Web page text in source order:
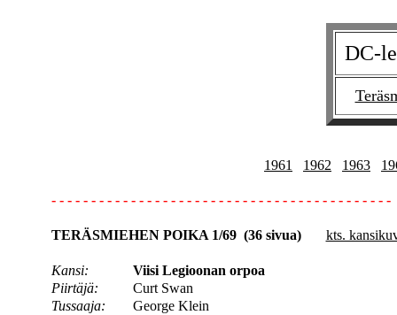
DC-
1961 1962 1963
- - - - - - - - - - - - - - - - - - - - - - - - - - - - - - - - - - - - - - - - - - -
TERÄSMIEHEN POIKA 1/69 (36 sivua) kts.
Kansi:
Viisi Legioonan orpoa
Piirtäjä:
Curt Swan
Tussaaja:
George Klein